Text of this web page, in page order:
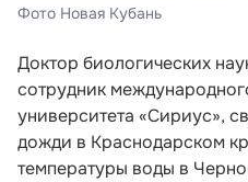
Фото Новая Кубань
Доктор биологических
сотрудник
университета «Сириус»,
дожди в Краснодарском
температуры воды в